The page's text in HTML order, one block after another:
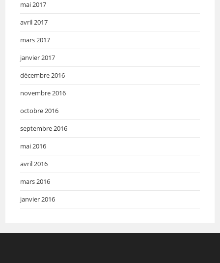
mai 2017
avril 2017
mars 2017
janvier 2017
décembre 2016
novembre 2016
octobre 2016
septembre 2016
mai 2016
avril 2016
mars 2016
janvier 2016